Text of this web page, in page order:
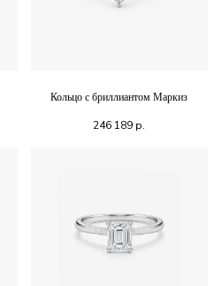
Кольцо с бриллиантом Маркиз
246 189 р.